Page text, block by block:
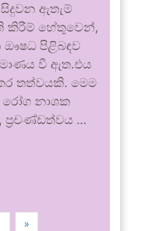
ඇතැම්
කිරීම් හේතුවෙන්,
ඖෂධ පිළිබඳව
වී ඇත.එය
තත්වයකි. මෙම
රෝග නාශක
ප්‍රචණ්ඩත්වය …
»